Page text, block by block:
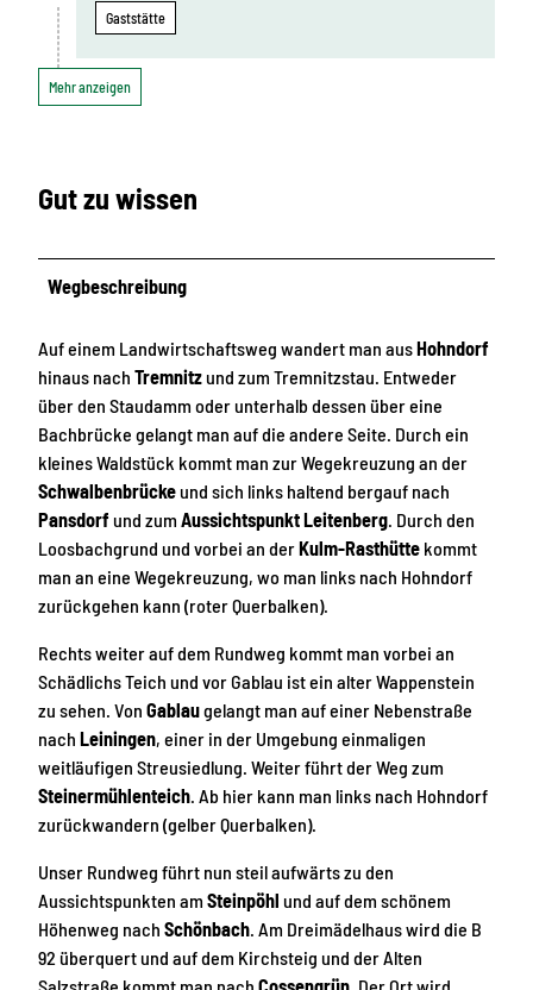
Gaststätte
Mehr anzeigen
Gut zu wissen
Wegbeschreibung
Auf einem Landwirtschaftsweg wandert man ausHohndorf
hinaus nach Tremnitzund zum Tremnitzstau. Entweder
über den Staudamm oder unterhalb dessen über eine
Bachbrücke gelangt man auf die andere Seite. Durch ein
kleines Waldstück kommt man zur Wegekreuzung an der
Schwalbenbrückeund sich links haltend bergauf nach
Pansdorfund zum Aussichtspunkt Leitenberg. Durch den
Loosbachgrund und vorbei an derKulm-Rasthütte kommt
man an eine Wegekreuzung, wo man links nach Hohndorf
zurückgehen kann (roter Querbalken).
Rechts weiter auf dem Rundweg kommt man vorbei an
Schädlichs Teich und vor Gablau ist ein alter Wappenstein
zu sehen. Von Gablaugelangt man auf einer Nebenstraße
nach Leiningen, einer in der Umgebung einmaligen
weitläufigen Streusiedlung. Weiter führt der Weg zum
Steinermühlenteich. Ab hier kann man links nach Hohndorf
zurückwandern (gelber Querbalken).
Unser Rundweg führt nun steil aufwärts zu den
Aussichtspunkten am Steinpöhl und auf dem schönem
Höhenweg nach Schönbach. Am Dreimädelhaus wird die B
92 überquert und auf dem Kirchsteig und der Alten